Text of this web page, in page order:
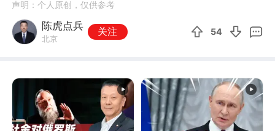
声明：个人原创，仅供参考
陈虎点兵
北京
关注 54